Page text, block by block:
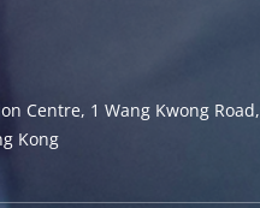
Centre, 1 Wang Kwong Road,
Kong